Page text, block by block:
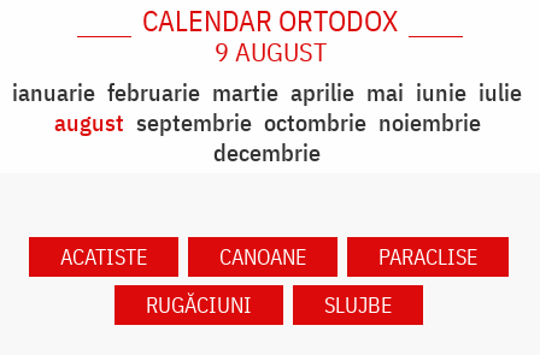
CALENDAR ORTODOX
9 AUGUST
ianuarie februarie martie aprilie mai iunie iulie
august septembrie octombrie noiembrie
decembrie
ACATISTE CANOANE
PARACLISE
RUGĂCIUNI
SLUJBE